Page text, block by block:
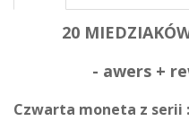
20
- awers +
Czwarta moneta z serii :